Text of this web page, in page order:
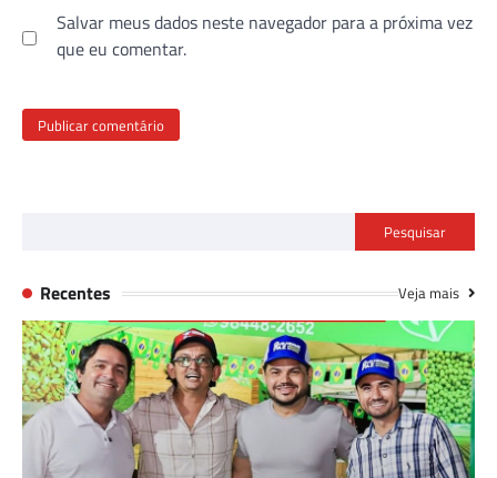
Salvar meus dados neste navegador para a próxima vez
que eu comentar.
Pesquisar
Recentes Veja mais